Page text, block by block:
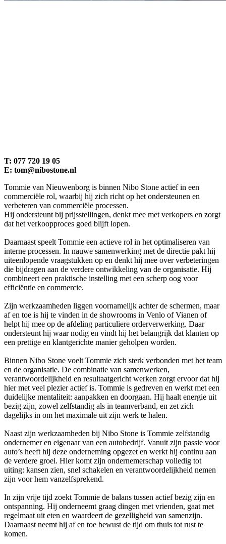
T: 077 720 19 05
E: tom@nibostone.nl
Tommie van Nieuwenborg is binnen Nibo Stone actief in een
commerciële rol, waarbij hij zich richt op het ondersteunen en
verbeteren van commerciële processen.
Hij ondersteunt bij prijsstellingen, denkt mee met verkopers en zorgt
dat het verkoopproces goed blijft lopen.
Daarnaast speelt Tommie een actieve rol in het optimaliseren van
interne processen. In nauwe samenwerking met de directie pakt hij
uiteenlopende vraagstukken op en denkt hij mee over verbeteringen
die bijdragen aan de verdere ontwikkeling van de organisatie. Hij
combineert een praktische instelling met een scherp oog voor
efficiëntie en commercie.
Zijn werkzaamheden liggen voornamelijk achter de schermen, maar
af en toe is hij te vinden in de showrooms in Venlo of Vianen of
helpt hij mee op de afdeling particuliere orderverwerking. Daar
ondersteunt hij waar nodig en vindt hij het belangrijk dat klanten op
een prettige en klantgerichte manier geholpen worden.
Binnen Nibo Stone voelt Tommie zich sterk verbonden met het team
en de organisatie. De combinatie van samenwerken,
verantwoordelijkheid en resultaatgericht werken zorgt ervoor dat hij
hier met veel plezier actief is. Tommie is gedreven en werkt met een
duidelijke mentaliteit: aanpakken en doorgaan. Hij haalt energie uit
bezig zijn, zowel zelfstandig als in teamverband, en zet zich
dagelijks in om het maximale uit zijn werk te halen.
Naast zijn werkzaamheden bij Nibo Stone is Tommie zelfstandig
ondernemer en eigenaar van een autobedrijf. Vanuit zijn passie voor
auto’s heeft hij deze onderneming opgezet en werkt hij continu aan
de verdere groei. Hier komt zijn ondernemerschap volledig tot
uiting: kansen zien, snel schakelen en verantwoordelijkheid nemen
zijn voor hem vanzelfsprekend.
In zijn vrije tijd zoekt Tommie de balans tussen actief bezig zijn en
ontspanning. Hij onderneemt graag dingen met vrienden, gaat met
regelmaat uit eten en waardeert de gezelligheid van samenzijn.
Daarnaast neemt hij af en toe bewust de tijd om thuis tot rust te
komen.